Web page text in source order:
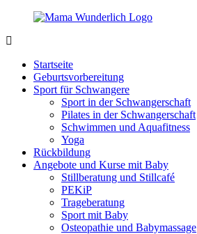
Zurück
Inhalt
sein
wunderbar!
Startseite
Geburtsvorbereitung
Sport für Schwangere
Sport in der Schwangerschaft
Pilates in der Schwangerschaft
Schwimmen und Aquafitness
Yoga
Rückbildung
Angebote und Kurse mit Baby
Stillberatung und Stillcafé
PEKiP
Trageberatung
Sport mit Baby
Osteopathie und Babymassage